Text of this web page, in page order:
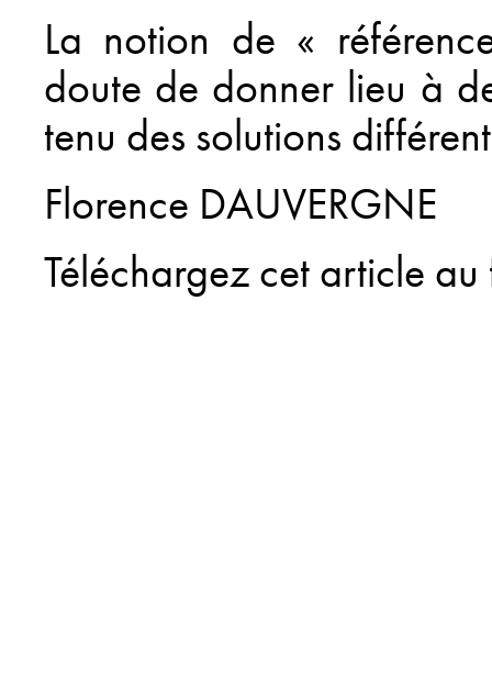
La notion de «
doute de donner lieu à
tenu des solutions
Florence DAUVERGNE
Téléchargez cet article